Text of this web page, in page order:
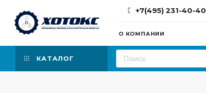
+7(495) 231-40-40
О КОМПАНИИ
КАТАЛОГ